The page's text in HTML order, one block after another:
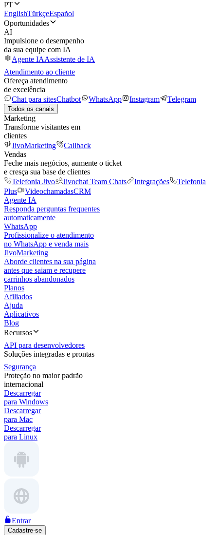
PT
EnglishTürkçeEspañol
Oportunidades
AI
Impulsione o desempenho
da sua equipe com IA
Agente IAAssistente de IA
Atendimento ao cliente
Ofereça atendimento
de excelência
Chat para sitesChatbot WhatsApp Instagram Telegram
Todos os canais
Marketing
Transforme visitantes em
clientes
JivoMarketing
Callback
Vendas
Feche mais negócios, aumente o ticket
e cresça sua base de clientes
Telefonia Jivo
Jivochat Team Chats Integrações
Telefonia
Plus
VideochamadasCRM
Agente IA
Responda perguntas frequentes
automaticamente
WhatsApp
Profissionalize o atendimento
no WhatsApp e venda mais
JivoMarketing
Aborde clientes na sua página
antes que saiam e recupere
carrinhos abandonados
Planos
Afiliados
Ajuda
Aplicativos
Blog
Recursos
API para desenvolvedores
Soluções integradas e prontas
Segurança
Proteção no maior padrão
internacional
Descarregar
para Windows
Descarregar
para Mac
Descarregar
para Linux
Entrar
Cadastre-se